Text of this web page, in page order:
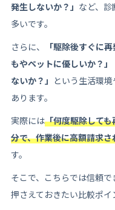
発生しないか？」 など、
多いです。
さらに、
「駆除後すぐに
もやペットに優しいか？
ないか？」 という生活環
あります。
実際には「何度駆除して
分で、作業後に高額請求
す。
そこで、こちらでは信頼
押さえておきたい比較ポイ